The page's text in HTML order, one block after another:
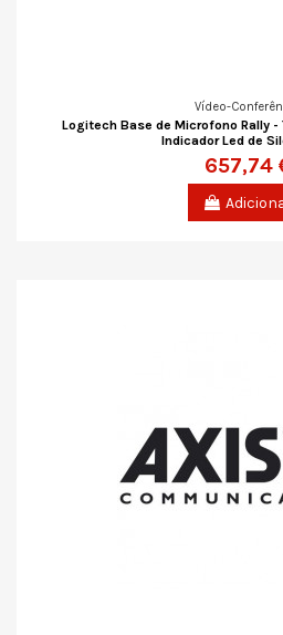
Vídeo-
Logitech Base de Microfono Rally
Indicador Led de
657,74